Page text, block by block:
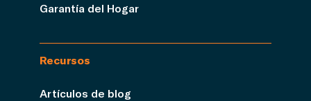
Garantía del Hogar
Recursos
Artículos de blog